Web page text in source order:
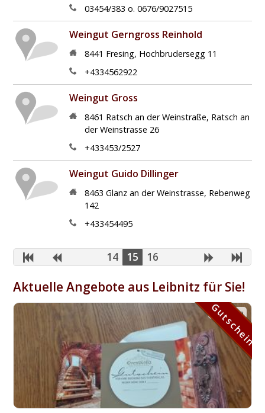
03454/383 o. 0676/9027515
Weingut Gerngross Reinhold
8441 Fresing, Hochbrudersegg 11
+4334562922
Weingut Gross
8461 Ratsch an der Weinstraße, Ratsch an
der Weinstrasse 26
+433453/2527
Weingut Guido Dillinger
8463 Glanz an der Weinstrasse, Rebenweg
142
+433454495
14 15 16
Aktuelle Angebote aus Leibnitz für Sie!
Gutschein
Gutschein